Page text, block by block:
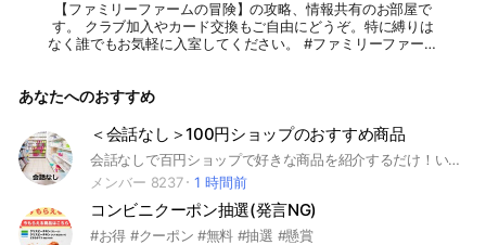
【ファミリーファームの冒険】の攻略、情報共有のお部屋で
す。 クラブ加入やカード交換もご自由にどうぞ。特に縛りは
なく誰でもお気軽に入室してください。 #ファミリーファーム
問 #お得情報 #ゲーム #オンライン #オンゲ #シミュレ
あなたへのおすすめ
＜会話なし＞100円ショップのおすすめ商品
会話なしで百円ショップで好きな商品を紹介するだけ！いい商品に出会えますように！ #DAISO #ダイソー #seria #セリア #cando #キャンドゥ #雑貨 #ワンコイン #100均 #100円 #百均
メンバー 8237
1 時間前
コンビニクーポン抽選(発言NG)
#お得 #クーポン #無料 #抽選 #懸賞